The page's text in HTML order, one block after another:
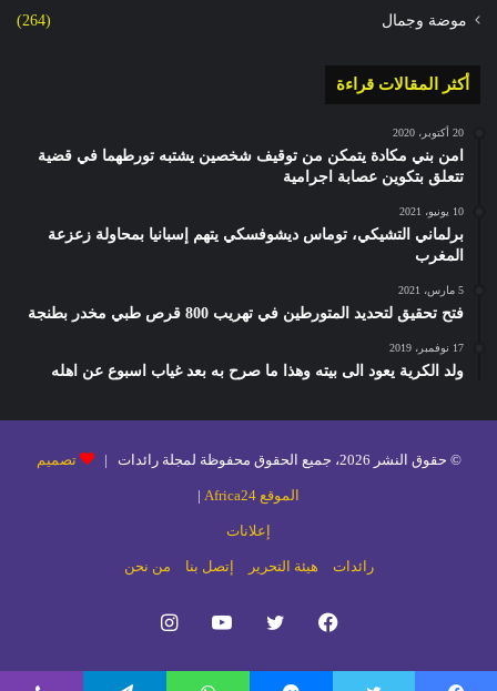
موضة وجمال (264)
أكثر المقالات قراءة
20 أكتوبر، 2020
امن بني مكادة يتمكن من توقيف شخصين يشتبه تورطهما في قضية
تتعلق بتكوين عصابة اجرامية
10 يونيو، 2021
برلماني التشيكي، توماس ديشوفسكي يتهم إسبانيا بمحاولة زعزعة
المغرب
5 مارس، 2021
فتح تحقيق لتحديد المتورطين في تهريب 800 قرص طبي مخدر بطنجة
17 نوفمبر، 2019
ولد الكرية يعود الى بيته وهذا ما صرح به بعد غياب اسبوع عن اهله
© حقوق النشر 2026، جميع الحقوق محفوظة لمجلة رائدات | تصميم
الموقع Africa24 |
إعلانات
رائدات هيئة التحرير إتصل بنا من نحن
فيسبوك تويتر يوتيوبانستقرام